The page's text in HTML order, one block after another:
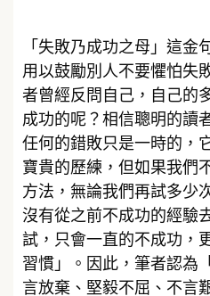
「失敗乃成功之母」這金
用以鼓勵別人不要懼怕失
者曾經反問自己，自己的
成功的呢？相信聰明的讀
任何的錯敗只是一時的，
寶貴的歷練，但如果我們
方法，無論我們再試多少
沒有從之前不成功的經驗
試，只會一直的不成功，
習慣」。因此，筆者認為
言放棄、堅毅不屈、不言